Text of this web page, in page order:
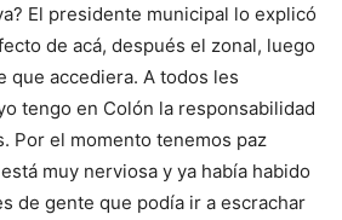
El presidente municipal lo explicó
de acá, después el zonal, luego
que accediera. A todos les
tengo en Colón la responsabilidad
Por el momento tenemos paz
muy nerviosa y ya había habido
de gente que podía ir a escrachar